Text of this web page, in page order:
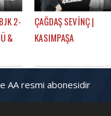
2-
&
|
ÇAĞDAŞ SEVİNÇ |
KASIMPAŞA
YALÇIN, RAFA SILVA,
MERT GÜNOK | GÜNDEM
BEŞİKTAŞ
AA resmi abonesidir